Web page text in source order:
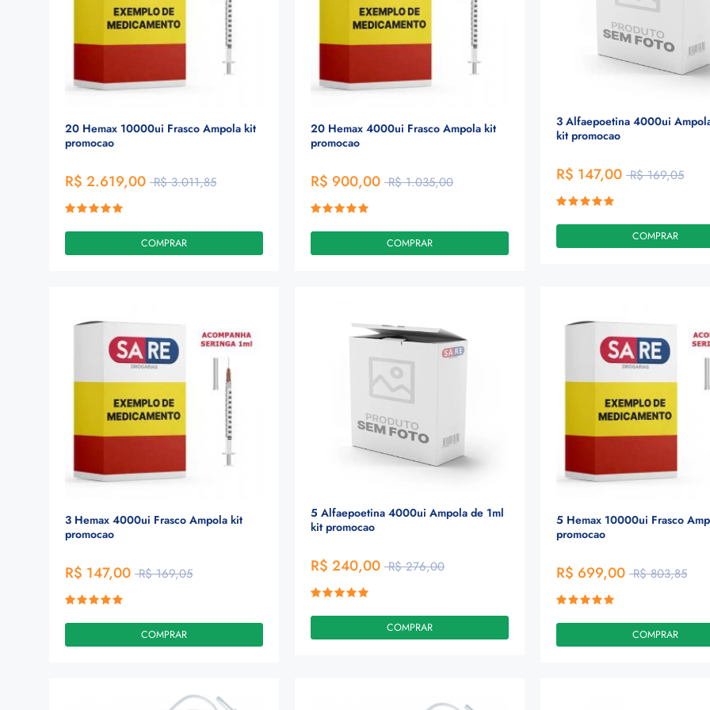
20 Hemax 10000ui Frasco Ampola kit
promocao
R$ 2.619,00 R$ 3.011,85
COMPRAR
20 Hemax 4000ui Frasco Ampola kit
promocao
R$ 900,00 R$ 1.035,00
COMPRAR
3 Alfaepoetina 4000ui
kit promocao
R$ 147,00 R$ 169,05
COMPRAR
3 Hemax 4000ui Frasco Ampola kit
promocao
R$ 147,00 R$ 169,05
COMPRAR
5 Alfaepoetina 4000ui Ampola de 1ml
kit promocao
R$ 240,00 R$ 276,00
COMPRAR
5 Hemax 10000ui Frasco
promocao
R$ 699,00 R$ 803,85
COMPRAR